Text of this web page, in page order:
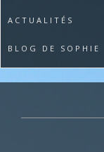
ACTUALITÉS
BLOG DE SOPHIE